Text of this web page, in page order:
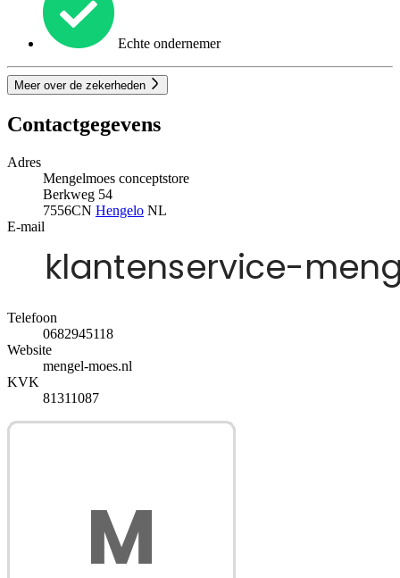
Echte ondernemer
Meer over de zekerheden
Contactgegevens
Adres
Mengelmoes conceptstore
Berkweg 54
7556CN Hengelo NL
E-mail
Telefoon
0682945118
Website
mengel-moes.nl
KVK
81311087